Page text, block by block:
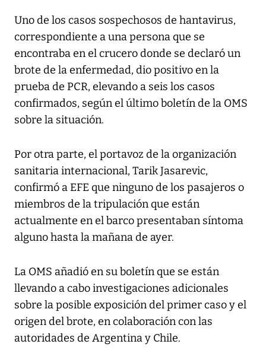
Uno de los casos sospechosos de hantavirus,
correspondiente a una persona que se
encontraba en el crucero donde se declaró un
brote de la enfermedad, dio positivo en la
prueba de PCR, elevando a seis los casos
confirmados, según el último boletín de la OMS
sobre la situación.
Por otra parte, el portavoz de la organización
sanitaria internacional, Tarik Jasarevic,
confirmó a EFE que ninguno de los pasajeros o
miembros de la tripulación que están
actualmente en el barco presentaban síntoma
alguno hasta la mañana de ayer.
La OMS añadió en su boletín que se están
llevando a cabo investigaciones adicionales
sobre la posible exposición del primer caso y el
origen del brote, en colaboración con las
autoridades de Argentina y Chile.